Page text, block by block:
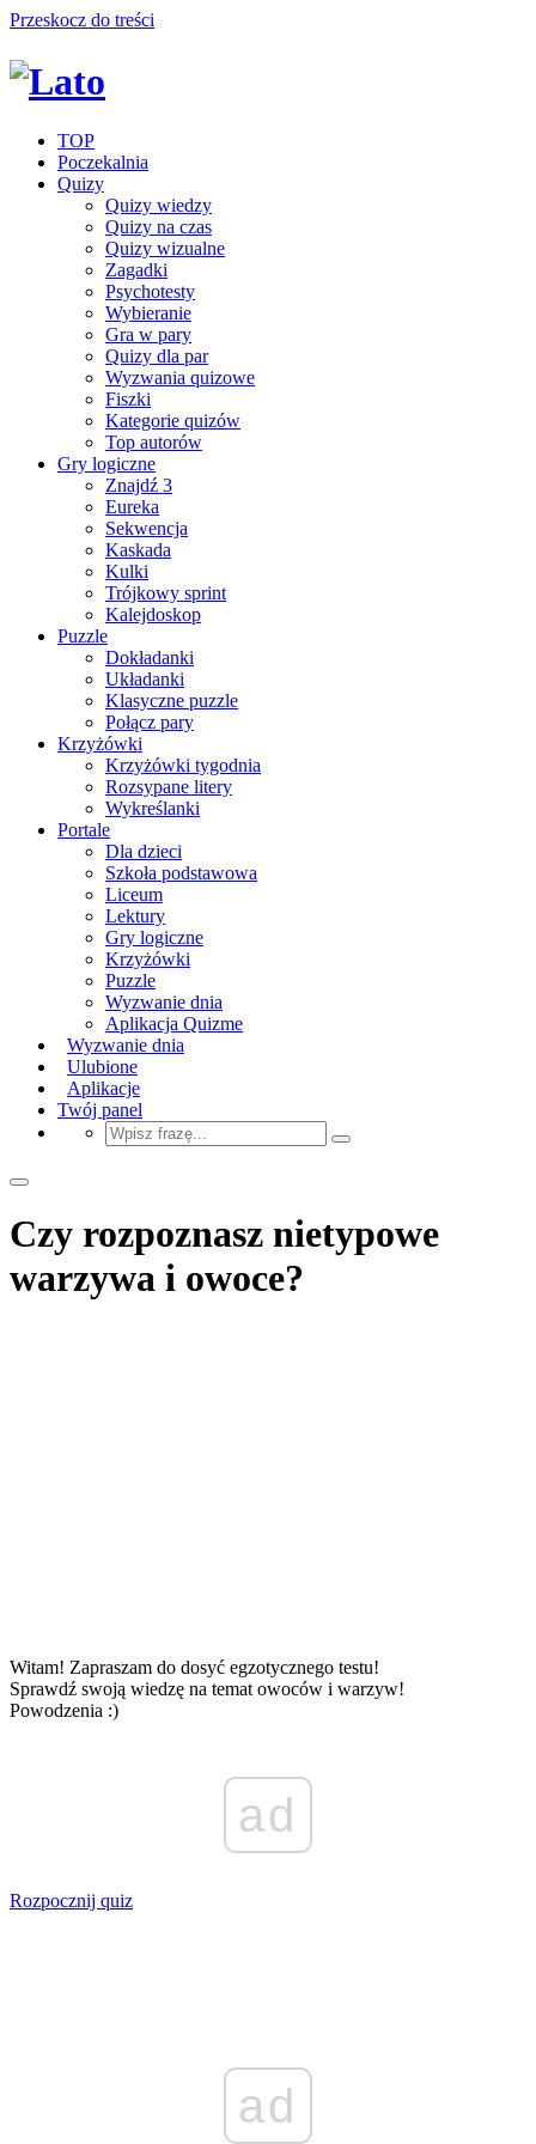
Przeskocz do treści
TOP
Poczekalnia
Quizy
Quizy wiedzy
Quizy na czas
Quizy wizualne
Zagadki
Psychotesty
Wybieranie
Gra w pary
Quizy dla par
Wyzwania quizowe
Fiszki
Kategorie quizów
Top autorów
Gry logiczne
Znajdź 3
Eureka
Sekwencja
Kaskada
Kulki
Trójkowy sprint
Kalejdoskop
Puzzle
Dokładanki
Układanki
Klasyczne puzzle
Połącz pary
Krzyżówki
Krzyżówki tygodnia
Rozsypane litery
Wykreślanki
Portale
Dla dzieci
Szkoła podstawowa
Liceum
Lektury
Gry logiczne
Krzyżówki
Puzzle
Wyzwanie dnia
Aplikacja Quizme
Wyzwanie dnia
Ulubione
Aplikacje
Twój panel
Czy rozpoznasz nietypowe
warzywa i owoce?
Witam! Zapraszam do dosyć egzotycznego testu!
Sprawdź swoją wiedzę na temat owoców i warzyw!
Powodzenia :)
ad
Rozpocznij quiz
ad